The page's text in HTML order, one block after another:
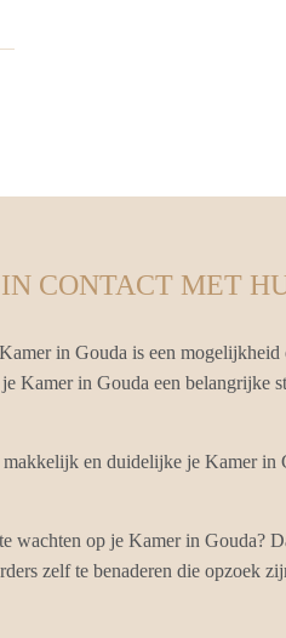
CONTACT MET
in Gouda is een
Kamer in Gouda een belangrijke
en duidelijke je Kamer in
wachten op je Kamer in Gouda?
zelf te benaderen die opzoek